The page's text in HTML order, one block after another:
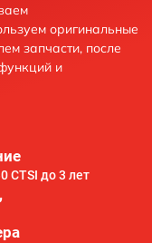
оригинальные
запчасти, после
и
CTSI до 3 лет